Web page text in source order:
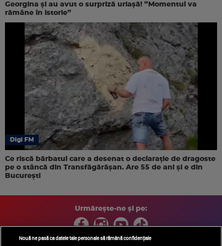
Georgina și au avut o surpriză uriașă! ”Momentul va
rămâne în istorie”
Digi FM
Ce riscă bărbatul care a desenat o declarație de dragoste
pe o stâncă din Transfăgărășan. Are 55 de ani și e din
București
Urmărește-ne și pe:
Nouă ne pasă ca datele tale personale să rămână confidențiale